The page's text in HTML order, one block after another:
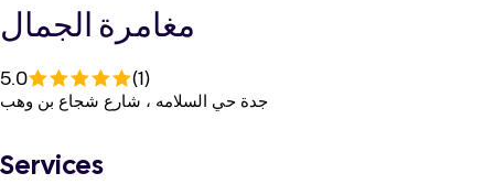
مغامرة الجمال
5.0 (1)
جدة حي السلامه ، شارع شجاع بن وهب
Services